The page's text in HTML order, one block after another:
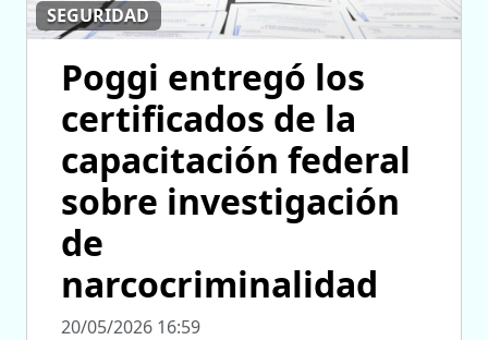
SEGURIDAD
Poggi entregó los
certificados de la
capacitación federal
sobre investigación
de
narcocriminalidad
20/05/2026 16:59